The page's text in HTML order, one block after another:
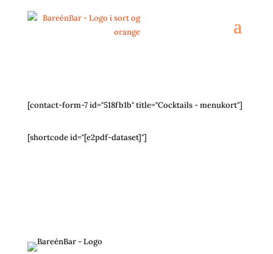
[contact-form-7 id="518fb1b" title="Cocktails - menukort"]
[shortcode id="[e2pdf-dataset]"]